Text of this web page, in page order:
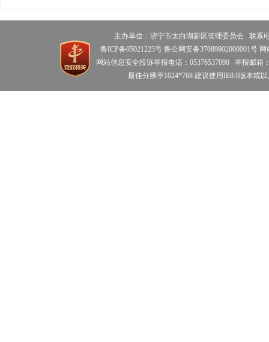
主办单位：济宁市太白湖新区管理委员会 联系
鲁ICP备05021223号 鲁公网安备37089902000001号
网站信息安全投诉举报电话：05376537090 举报邮箱：
最佳分辨率1024*768 建议使用IE8.0版本或